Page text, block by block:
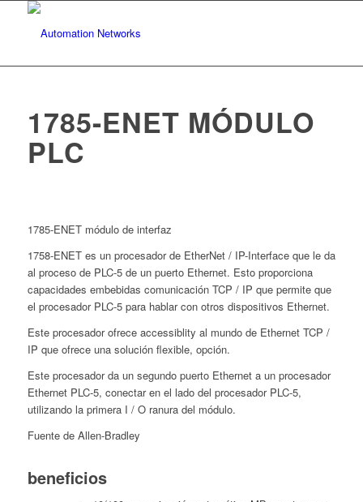
1785-ENET MÓDULO
PLC
1785-ENET módulo de interfaz
1758-ENET es un procesador de EtherNet / IP-Interface que le da
al proceso de PLC-5 de un puerto Ethernet. Esto proporciona
capacidades embebidas comunicación TCP / IP que permite que
el procesador PLC-5 para hablar con otros dispositivos Ethernet.
Este procesador ofrece accessiblity al mundo de Ethernet TCP /
IP que ofrece una solución flexible, opción.
Este procesador da un segundo puerto Ethernet a un procesador
Ethernet PLC-5, conectar en el lado del procesador PLC-5,
utilizando la primera I / O ranura del módulo.
Fuente de Allen-Bradley
beneficios